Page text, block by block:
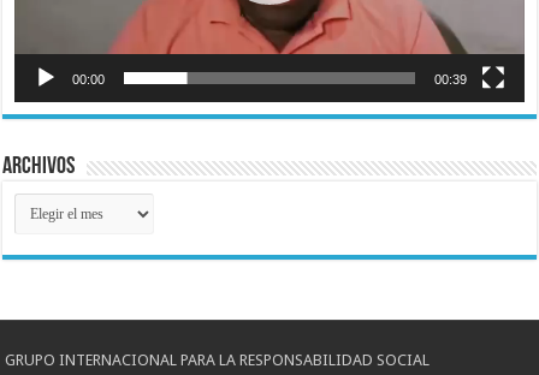
00:00 00:39
Archivos
Archivos
GRUPO INTERNACIONAL PARA LA RESPONSABILIDAD SOCIAL